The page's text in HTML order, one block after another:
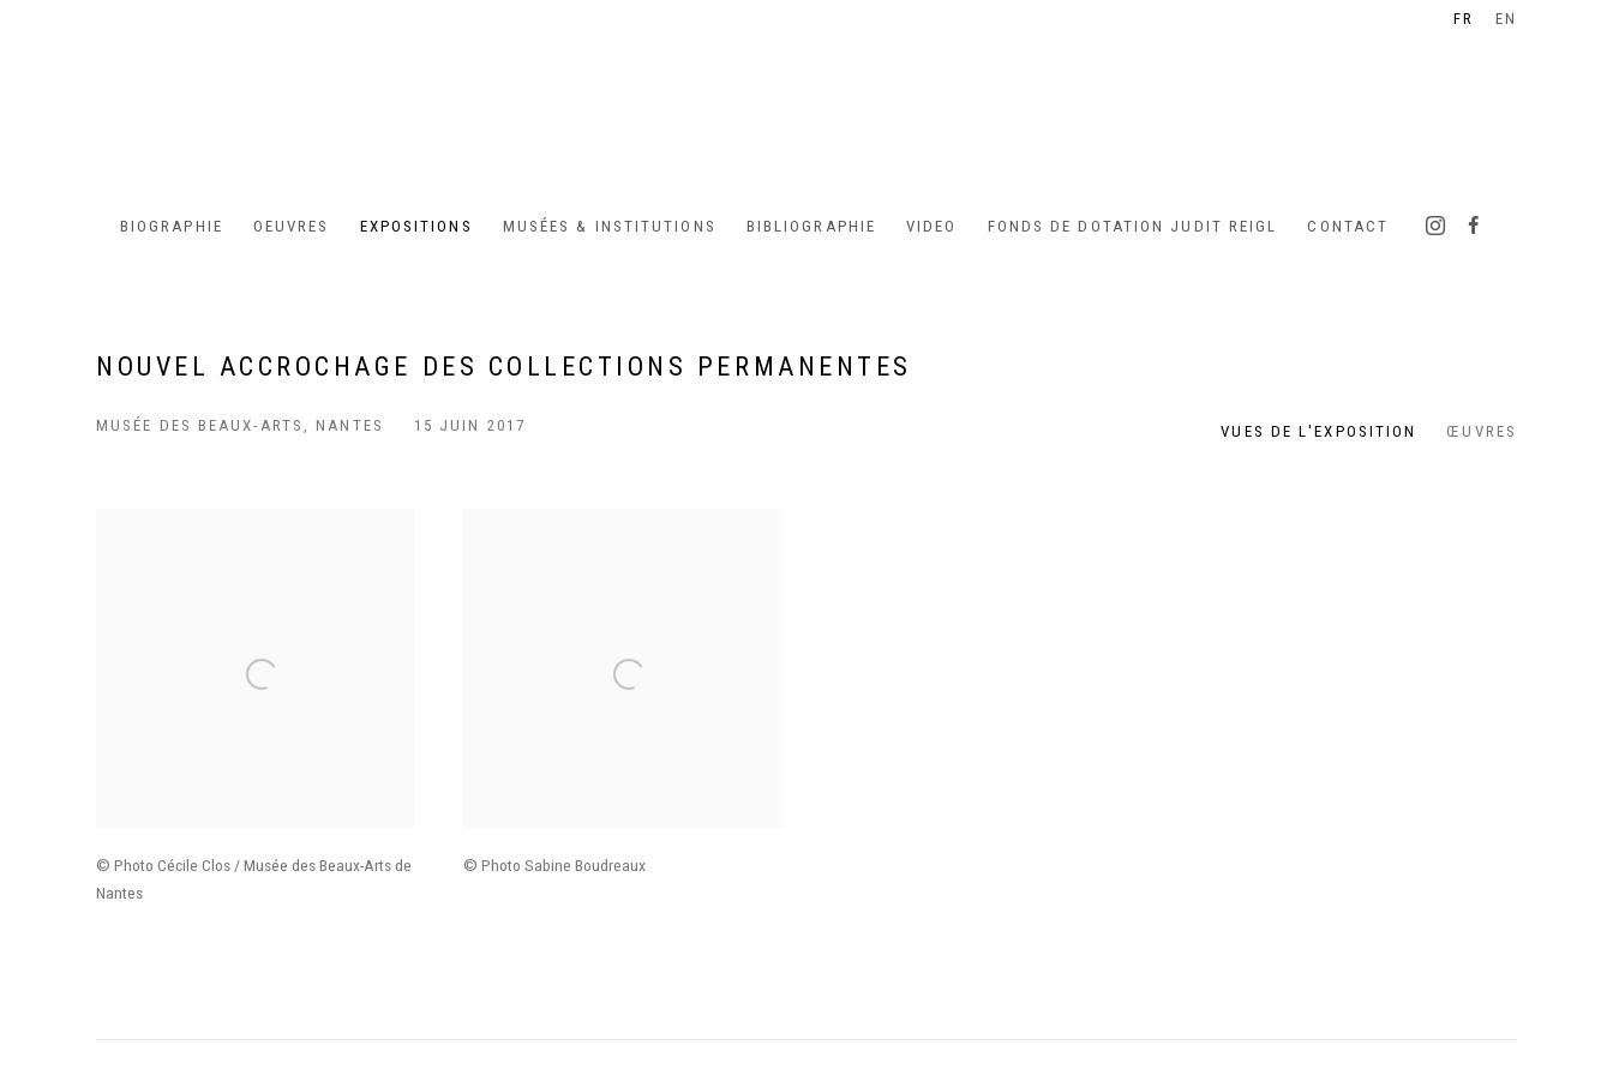
BIOGRAPHIE OEUVRES EXPOSITIONS MUSÉES & INSTITUTIONS BIBLIOGRAPHIE VIDEO FONDS DE DOTATION JUDIT REIGL CONTACT
FR EN
NOUVEL ACCROCHAGE DES COLLECTIONS PERMANENTES
MUSÉE DES BEAUX-ARTS, NANTES 15 JUIN 2017 VUES DE L'EXPOSITION ŒUVRES
© Photo Cécile Clos / Musée des Beaux-Arts de
Nantes
© Photo Sabine Boudreaux